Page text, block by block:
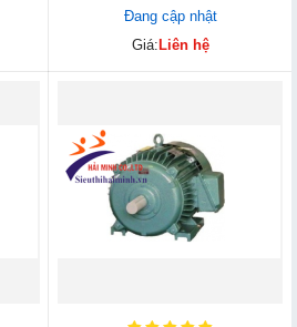
Đang cập nhật
Giá: Liên hệ